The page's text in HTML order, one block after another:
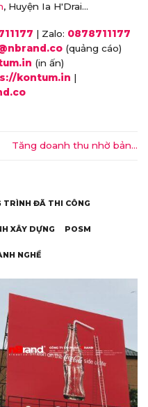
, Huyện Ia H'Drai...
| Zalo: 0878711177
(quảng cáo)
(in ấn)
kontum.in |
Tăng doanh thu nhờ bảng
TRÌNH ĐÃ THI CÔNG
XÂY DỰNG POSM
NGHỀ